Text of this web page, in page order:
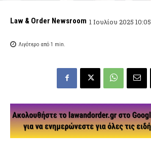
Law & Order Newsroom 1 Ιουλίου 2025 10:05
Λιγότερο από 1 min.